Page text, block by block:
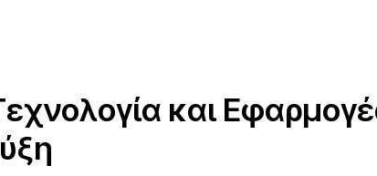
και